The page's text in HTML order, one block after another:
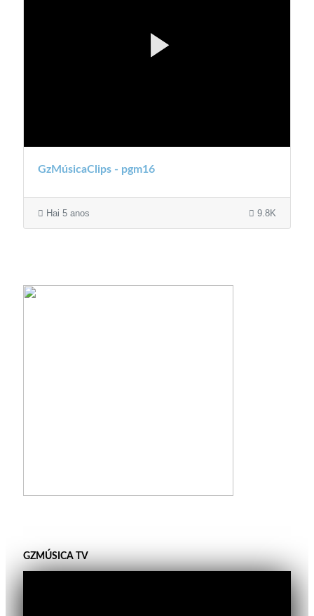
GzMúsicaClips - pgm16
Hai 5 anos 9.8K
GZMÚSICA TV